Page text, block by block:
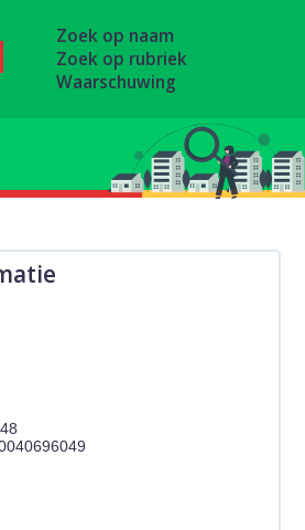
Zoek op naam
Zoek op rubriek
Waarschuwing